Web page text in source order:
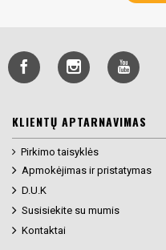
KLIENTŲ APTARNAVIMAS
Pirkimo taisyklės
Apmokėjimas ir pristatymas
D.U.K
Susisiekite su mumis
Kontaktai